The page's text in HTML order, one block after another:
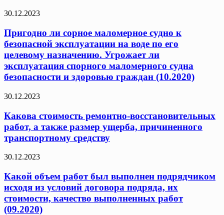
30.12.2023
Пригодно ли сорное маломерное судно к
безопасной эксплуатации на воде по его
целевому назначению. Угрожает ли
эксплуатация спорного маломерного судна
безопасности и здоровью граждан (10.2020)
30.12.2023
Какова стоимость ремонтно-восстановительных
работ, а также размер ущерба, причиненного
транспортному средству
30.12.2023
Какой объем работ был выполнен подрядчиком
исходя из условий договора подряда, их
стоимости, качество выполненных работ
(09.2020)